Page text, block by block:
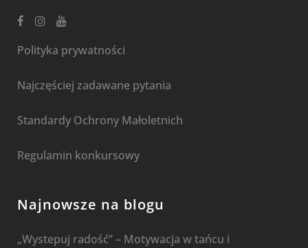
Polityka prywatności
Najczęściej zadawane pytania
Standardy Ochrony Małoletnich
Regulamin konkursowy
Najnowsze na blogu
„Wystepuj radość” – Motywacja w tańcu i